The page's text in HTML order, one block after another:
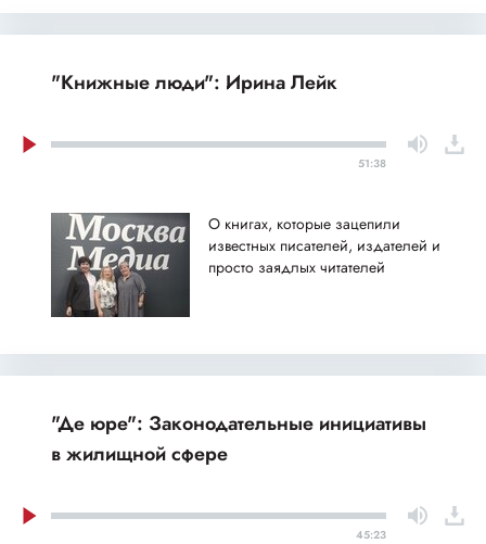
"Книжные люди": Ирина Лейк
51:38
О книгах, которые зацепили
известных писателей, издателей и
просто заядлых читателей
"Де юре": Законодательные инициативы
в жилищной сфере
45:23